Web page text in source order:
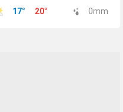
17° 20° 0mm